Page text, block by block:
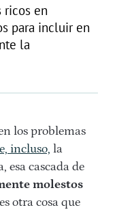
ricos en
para incluir en
la
los problemas
incluso, la
esa cascada de
molestos
otra cosa que